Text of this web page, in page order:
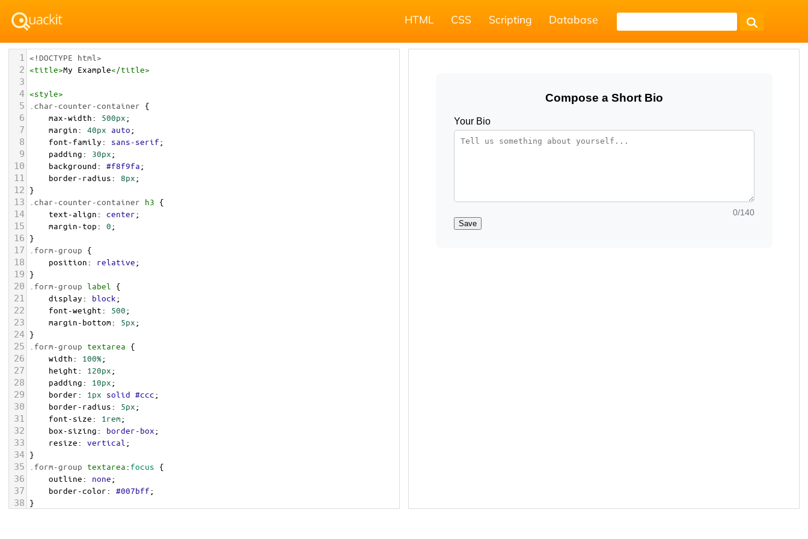
HTML CSS Scripting Database
1 <!DOCTYPE html>
2 <title>My Example</title>
3
4 <style>
5 .char-counter-container {
6 max-width: 500px;
7 margin: 40px auto;
8 font-family: sans-serif;
9 padding: 30px;
10 background: #f8f9fa;
11 border-radius: 8px;
12 }
13 .char-counter-container h3 {
14 text-align: center;
15 margin-top: 0;
16 }
17 .form-group {
18 position: relative;
19 }
20 .form-group label {
21 display: block;
22 font-weight: 500;
23 margin-bottom: 5px;
24 }
25 .form-group textarea {
26 width: 100%;
27 height: 120px;
28 padding: 10px;
29 border: 1px solid #ccc;
30 border-radius: 5px;
31 font-size: 1rem;
32 box-sizing: border-box;
33 resize: vertical ;
34 }
35 .form-group textarea: focus {
36 outline: none;
37 border-color: #007bff;
38 }